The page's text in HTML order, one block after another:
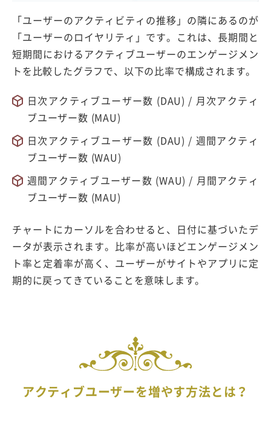
「ユーザーのアクティビティの推移」の隣にあるのが
「ユーザーのロイヤリティ」です。これは、長期間と
短期間におけるアクティブユーザーのエンゲージメン
トを比較したグラフで、以下の比率で構成されます。
日次アクティブユーザー数 (DAU) / 月次アクティ
ブユーザー数 (MAU)
日次アクティブユーザー数 (DAU) / 週間アクティ
ブユーザー数 (WAU)
週間アクティブユーザー数 (WAU) / 月間アクティ
ブユーザー数 (MAU)
チャートにカーソルを合わせると、日付に基づいたデ
ータが表示されます。比率が高いほどエンゲージメン
ト率と定着率が高く、ユーザーがサイトやアプリに定
期的に戻ってきていることを意味します。
アクティブユーザーを増やす方法とは？